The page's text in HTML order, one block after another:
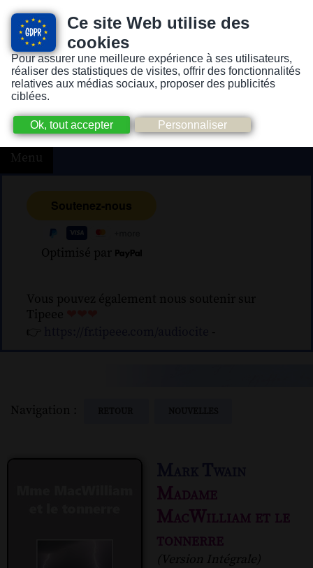
Ce site Web utilise des
cookies
Pour assurer une meilleure expérience à ses utilisateurs,
réaliser des statistiques de visites, offrir des fonctionnalités
relatives aux médias sociaux, proposer des publicités
ciblées.
Version pour personnes mal-voyantes ou non-voyantes
Menu
Optimisé par
Vous pouvez également nous soutenir sur
Tipeee
👉
-
Navigation :
Madame
MacWilliam et le
tonnerre
(Version Intégrale)